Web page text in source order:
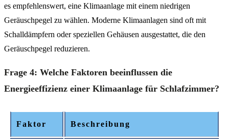
es empfehlenswert, eine Klimaanlage mit einem niedrigen
Geräuschpegel zu wählen. Moderne Klimaanlagen sind oft mit
Schalldämpfern oder speziellen Gehäusen ausgestattet, die den
Geräuschpegel reduzieren.
Frage 4: Welche Faktoren beeinflussen die
Energieeffizienz einer Klimaanlage für Schlafzimmer?
Faktor Beschreibung